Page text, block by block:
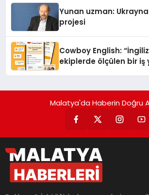
Yunan uzman: Ukrayna
projesi
Cowboy English:
ekiplerde ölçülen bir iş
Malatya'da Haberin Doğru